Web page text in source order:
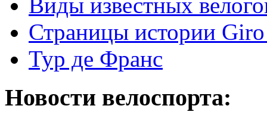
Виды известных
Страницы истории
Тур де Франс
Новости велоспорта: